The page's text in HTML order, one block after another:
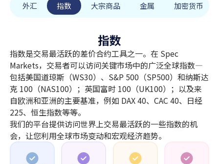
外汇 指数 大宗商品 金属 加密货币
指数
指数是交易最活跃的差价合约工具之一。在 Spec
Markets，交易者可以访问关键市场中的广泛全球指数—
包括美国道琼斯（WS30）、S&P 500（SP500）和纳斯达
克 100（NAS100）；英国富时 100（UK100）；以及来
自欧洲和亚洲的主要基准，例如 DAX 40、CAC 40、日经
225、恒生指数等等。
我们的平台提供访问世界上交易最活跃的一些指数的机
会，让您利用全球市场变动和宏观经济趋势。